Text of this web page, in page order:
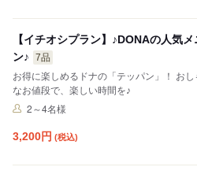
【イチオシプラン】♪DONAの人気
ン♪
7品
お得に楽しめるドナの「テッパン」！ おしゃれなイタリアンとリーズナブル
なお値段で、楽しい時間を♪
2～4名様
3,200円 (税込)